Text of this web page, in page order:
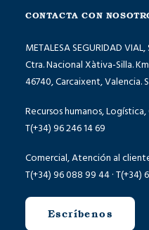
CONTACTA CON
METALESA SEGURIDAD VIAL,
Ctra. Nacional Xàtiva-Silla.
46740, Carcaixent, Valencia.
Recursos humanos,
T(+34) 96 246 14 69
Comercial, Atención al
T(+34) 96 088 99 44 · T(+34)
Escríbenos